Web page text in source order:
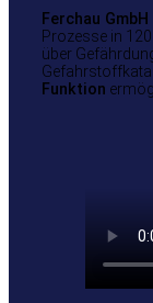
Ferchau
Prozesse in
über
Funktion